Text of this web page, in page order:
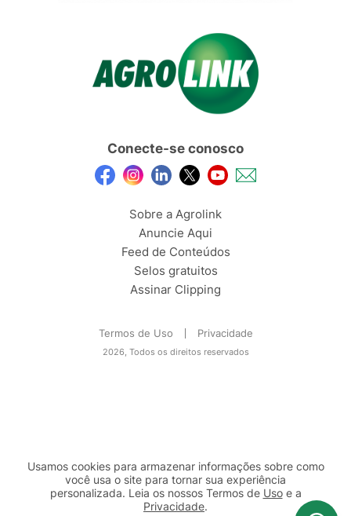
Conecte-se conosco
Sobre a Agrolink
Anuncie Aqui
Feed de Conteúdos
Selos gratuitos
Assinar Clipping
Termos de Uso Privacidade
2026, Todos os direitos reservados
Usamos cookies para armazenar informações sobre como
você usa o site para tornar sua experiência
personalizada. Leia os nossos Termos de Usoe a
Privacidade.